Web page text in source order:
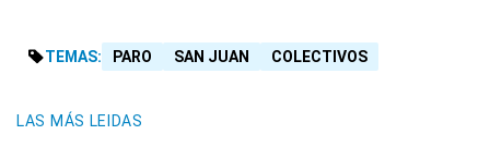
TEMAS: PARO SAN JUAN COLECTIVOS
LAS MÁS LEIDAS